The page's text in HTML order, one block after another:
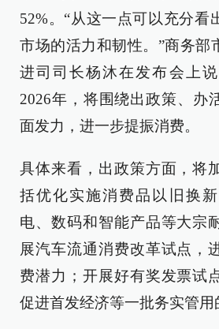
52%。“从这一点可以充分看
市场的活力和韧性。”商务部
进司司长杨沐在发布会上
2026年，将围绕出政策、办
面发力，进一步提振消费。
具体来看，出政策方面，将
括优化实施消费品以旧换
电、数码和智能产品等大宗
展汽车流通消费改革试点，
费潜力；开展好有奖发票试
促进首发经济等一批务实管用